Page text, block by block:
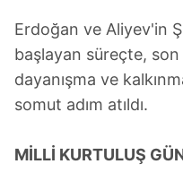
Erdoğan ve Aliyev'in
başlayan süreçte, son
dayanışma ve
somut adım atıldı.
MİLLİ KURTULUŞ